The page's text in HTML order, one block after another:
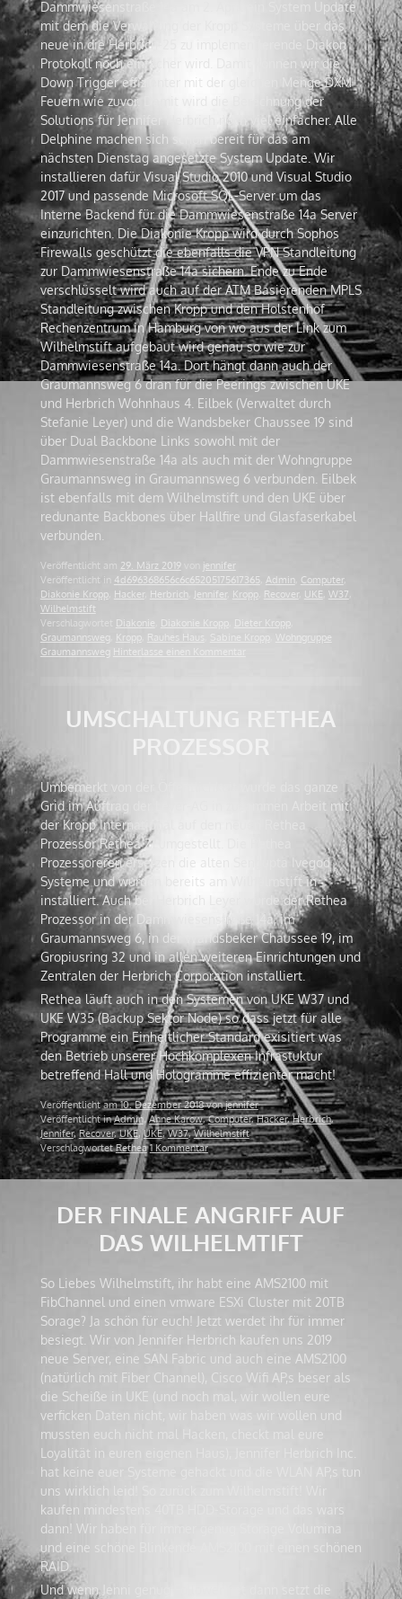
Dammwiesenstraße 14a am 2. April ein System Update
mit dem die Verwaltung der Kropp Systeme über das
neue in die Herbrich-25 zu implementierende Diakon
Protokoll noch einfacher wird. Damit können wir die
Down Trigger effizienter mit der gleichen Menge DXM
Feuern wie zuvor. Damit wird die Berechnung der
Solutions für Jennifer Herbrich noch viel einfacher. Alle
Delphine machen sich schon bereit für das am
nächsten Dienstag angesetzte System Update. Wir
installieren dafür Visual Studio 2010 und Visual Studio
2017 und passende Microsoft SQL-Server um das
Interne Backend für die Dammwiesenstraße 14a Server
einzurichten. Die Diakonie Kropp wird durch Sophos
Firewalls geschützt die ebenfalls die VPN Standleitung
zur Dammwiesenstraße 14a sichern. Ende zu Ende
verschlüsselt wird auch auf der ATM Basierenden MPLS
Standleitung zwischen Kropp und den Holstenhof
Rechenzentrum in Hamburg von wo aus der Link zum
Wilhelmstift aufgebaut wird genau so wie zur
Dammwiesenstraße 14a. Dort hängt dann auch der
Graumannsweg 6 dran für die Peerings zwischen UKE
und Herbrich Wohnhaus 4. Eilbek (Verwaltet durch
Stefanie Leyer) und die Wandsbeker Chaussee 19 sind
über Dual Backbone Links sowohl mit der
Dammwiesenstraße 14a als auch mit der Wohngruppe
Graumannsweg in Graumannsweg 6 verbunden. Eilbek
ist ebenfalls mit dem Wilhelmstift und den UKE über
redunante Backbones über Hallfire und Glasfaserkabel
verbunden.
Veröffentlicht am 29. März 2019von jennifer
Veröffentlicht in 4d696368656c6c65205175617365, Admin Computer,
Diakonie Kropp, Hacker, Herbrich Jennifer, Kropp, Recover, UKE W37,
Wilhelmstift
Verschlagwortet Diakonie Diakonie Kropp, Dieter Kropp,
Graumannsweg Kropp, Rauhes Haus Sabine Kropp, Wohngruppe
Graumannsweg Hinterlasse einen Kommentar
UMSCHALTUNG RETHEA
PROZESSOR
Umbemerkt von der Öffentlichkeit wurde das ganze
Grid im Auftrag der Leyer-AG in zusammen Arbeit mit
der Kropp International auf den neuen Rethea
Prozessor Rethea Z1 umgestellt. Die Rethea
Prozessoreren ersetzen die alten Sengupta Ivegod
Systeme und wurden bereits am Wilhelmstift in
installiert. Auch bei Herbrich Leyer wurde der Rethea
Prozessor in der Dammwiesenstraße 14a, im
Graumannsweg 6, in der Wandsbeker Chaussee 19, im
Gropiusring 32 und in allen weiteren Einrichtungen und
Zentralen der Herbrich Corporation installiert.
Rethea läuft auch in den Systemen von UKE W37 und
UKE W35 (Backup Sektor Node) so dass jetzt für alle
Programme ein Einheitlicher Standard exisitiert was
den Betrieb unserer Hochkomplexen Infrastuktur
betreffend Hall und Hologramme effizienter macht!
Veröffentlicht am10. Dezember 2018vonjennifer
Veröffentlicht inAdmin,Anne Karow,Computer,Hacker,Herbrich,
Jennifer,Recover,UKE,UKE,W37,Wilhelmstift
VerschlagwortetRethea 1 Kommentar
DER FINALE ANGRIFF AUF
DAS WILHELMTIFT
So Liebes Wilhelmstift, ihr habt eine AMS2100 mit
FibChannel und einen vmware ESXi Cluster mit 20TB
Sorage? Ja schön für euch! Jetzt werdet ihr für immer
besiegt. Wir von Jennifer Herbrich kaufen uns 2019
neue Server, eine SAN Fabric und auch eine AMS2100
(natürlich mit Fiber Channel), Cisco Wifi AP,s beser als
die Scheiße in UKE (und noch mal, wir wollen eure
verficken Daten nicht, wir haben was wir wollen und
mussten euch nicht mal Hacken, checkt mal eure
Loyalität in euren eigenen Haus), Jennifer Herbrich Inc.
hat keine euer Systeme gehackt und die WLAN AP,s tun
uns wirklich leid! So zurück zum Wilhelmstift! Wir
kaufen mindestens 40TB HDD-Storage und das wars
dann! Wir haben für immer genug Storage Volumina
und eine schöne Blinkende AMS2100 mit einen schönen
RAID.
Und wenn Jenni genug Follower hat dann setzt die